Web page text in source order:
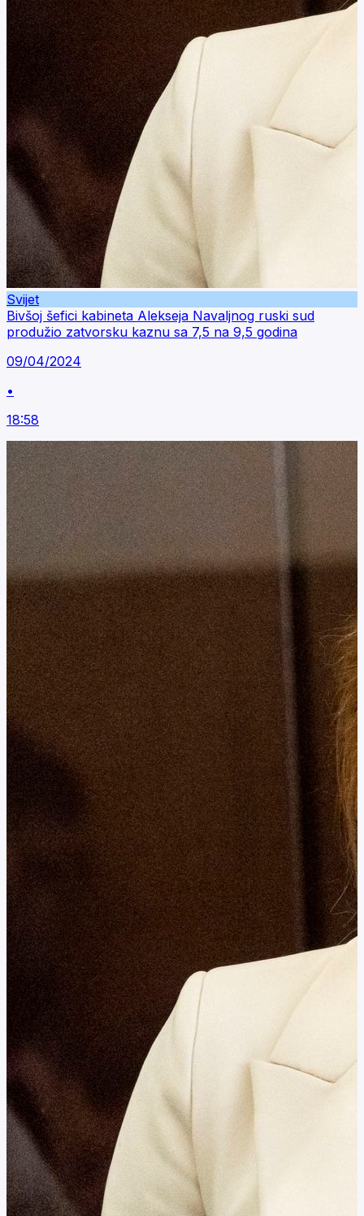
Svijet
Bivšoj šefici kabineta Alekseja Navaljnog ruski sud
produžio zatvorsku kaznu sa 7,5 na 9,5 godina
09/04/2024
•
18:58